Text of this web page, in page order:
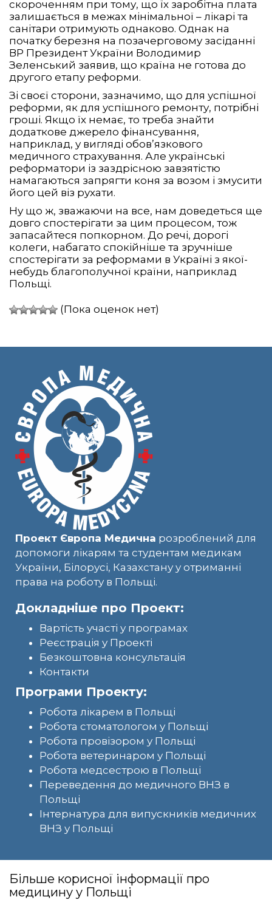
скороченням при тому, що їх заробітна плата
залишається в межах мінімальної – лікарі та
санітари отримують однаково. Однак на
початку березня на позачерговому засіданні
ВР Президент України Володимир
Зеленський заявив, що країна не готова до
другого етапу реформи.
Зі своєї сторони, зазначимо, що для успішної
реформи, як для успішного ремонту, потрібні
гроші. Якщо їх немає, то треба знайти
додаткове джерело фінансування,
наприклад, у вигляді обов’язкового
медичного страхування. Але українські
реформатори із заздрісною завзятістю
намагаються запрягти коня за возом і змусити
його цей віз рухати.
Ну що ж, зважаючи на все, нам доведеться ще
довго спостерігати за цим процесом, тож
запасайтеся попкорном. До речі, дорогі
колеги, набагато спокійніше та зручніше
спостерігати за реформами в Україні з якої-
небудь благополучної країни, наприклад
Польщі.
(Пока оценок нет)
Проект Європа Медична розроблений для
допомоги лікарям та студентам медикам
України, Білорусі, Казахстану у отриманні
права на роботу в Польщі.
Докладніше про Проект:
Вартість участі у програмах
Реєстрація у Проекті
Безкоштовна консультація
Контакти
Програми Проекту:
Робота лікарем в Польщі
Робота стоматологом у Польщі
Робота провізором у Польщі
Робота ветеринаром у Польщі
Робота медсестрою в Польщі
Переведення до медичного ВНЗ в
Польщі
Інтернатура для випускників медичних
ВНЗ у Польщі
Більше корисної інформації про
медицину у Польщі